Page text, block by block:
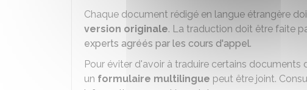
Chaque document rédigé en langue étrangère
version originale. La traduction doit être faite
experts agréés par les cours d'appel.
Pour éviter d'avoir à traduire certains documents
un formulaire multilingue peut être joint.